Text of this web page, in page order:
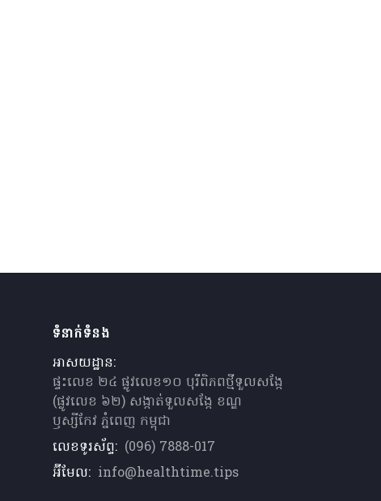
ទំនាក់ទំនង
អាសយដ្ឋាន:
ផ្ទះលេខ ២៤ ផ្លូវលេខ១០ បុរីពិភពថ្មីទួលសង្កែ
(ផ្លូវលេខ ៦២) សង្កាត់ទួលសង្កែ ខណ្ឌ
ឫស្សីកែវ ភ្នំពេញ កម្ពុជា
លេខទូរស័ព្ទ: (096) 7888-017
អ៊ីមែល: info@healthtime.tips